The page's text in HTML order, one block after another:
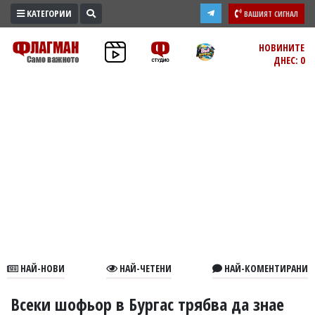
ПРОМО
ЗОНА
В
КАТЕГОРИИ ВАШИЯТ СИГНАЛ
НОВИНИТЕ
ДНЕС: 0
НАЙ-НОВИ НАЙ-ЧЕТЕНИ НАЙ-КОМЕНТИРАНИ
Всеки шофьор в Бургас трябва да знае